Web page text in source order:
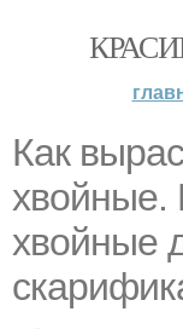
Как
хвойные.
хвойные